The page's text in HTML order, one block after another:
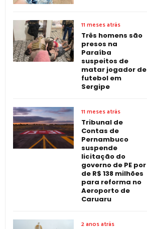
11 meses atrás
Três homens são
presos na
Paraíba
suspeitos de
matar jogador de
futebol em
Sergipe
11 meses atrás
Tribunal de
Contas de
Pernambuco
suspende
licitação do
governo de PE por
de R$ 138 milhões
para reforma no
Aeroporto de
Caruaru
2 anos atrás